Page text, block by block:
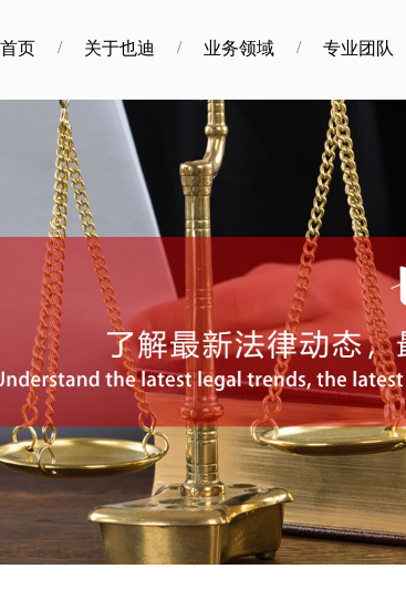
首页 / 关于也迪 / 业务领域 / 专业团队